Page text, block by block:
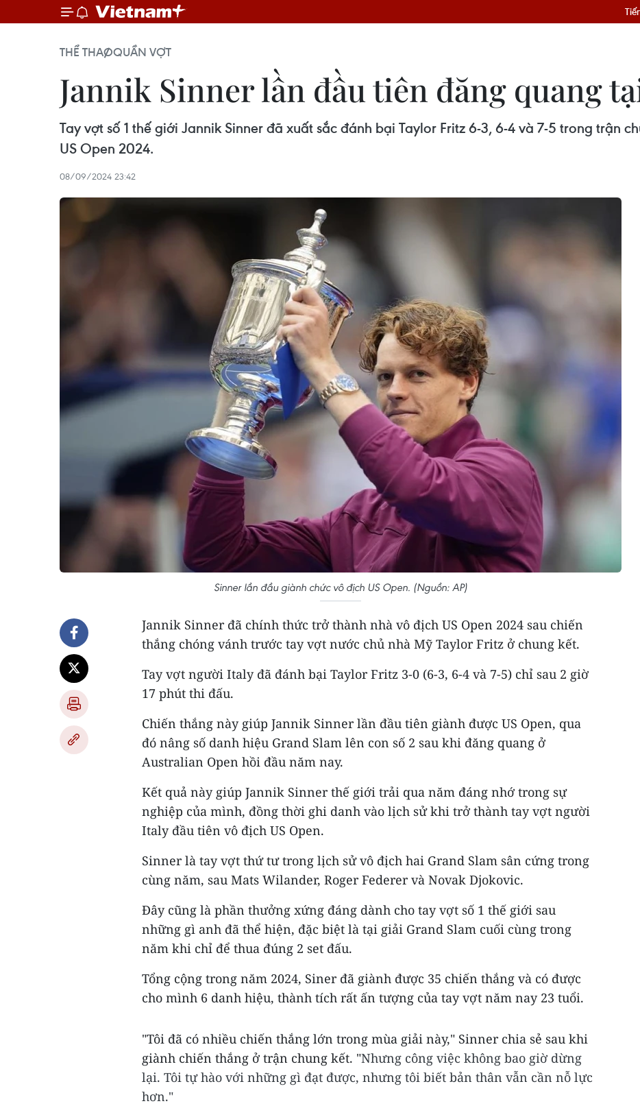
THỂ THAOQUẦN VỢT
Jannik Sinner lần đầu tiên đăng quang
Tay vợt số 1 thế giới Jannik Sinner đã xuất sắc đánh bại Taylor Fritz 6-3, 6-4 và 7-5 trong trận
US Open 2024.
08/09/2024 23:42
Sinner lần đầu giành chức vô địch US Open. (Nguồn: AP)
Jannik Sinner đã chính thức trở thành nhà vô địch US Open 2024 sau chiến
thắng chóng vánh trước tay vợt nước chủ nhà Mỹ Taylor Fritz ở chung kết.
Tay vợt người Italy đã đánh bại Taylor Fritz 3-0 (6-3, 6-4 và 7-5) chỉ sau 2 giờ
17 phút thi đấu.
Chiến thắng này giúp Jannik Sinner lần đầu tiên giành được US Open, qua
đó nâng số danh hiệu Grand Slam lên con số 2 sau khi đăng quang ở
Australian Open hồi đầu năm nay.
Kết quả này giúp Jannik Sinner thế giới trải qua năm đáng nhớ trong sự
nghiệp của mình, đồng thời ghi danh vào lịch sử khi trở thành tay vợt người
Italy đầu tiên vô địch US Open.
Sinner là tay vợt thứ tư trong lịch sử vô địch hai Grand Slam sân cứng trong
cùng năm, sau Mats Wilander, Roger Federer và Novak Djokovic.
Đây cũng là phần thưởng xứng đáng dành cho tay vợt số 1 thế giới sau
những gì anh đã thể hiện, đặc biệt là tại giải Grand Slam cuối cùng trong
năm khi chỉ để thua đúng 2 set đấu.
Tổng cộng trong năm 2024, Siner đã giành được 35 chiến thắng và có được
cho mình 6 danh hiệu, thành tích rất ấn tượng của tay vợt năm nay 23 tuổi.
"Tôi đã có nhiều chiến thắng lớn trong mùa giải này," Sinner chia sẻ sau khi
giành chiến thắng ở trận chung kết. "Nhưng công việc không bao giờ dừng
lại. Tôi tự hào với những gì đạt được, nhưng tôi biết bản thân vẫn cần nỗ lực
hơn."